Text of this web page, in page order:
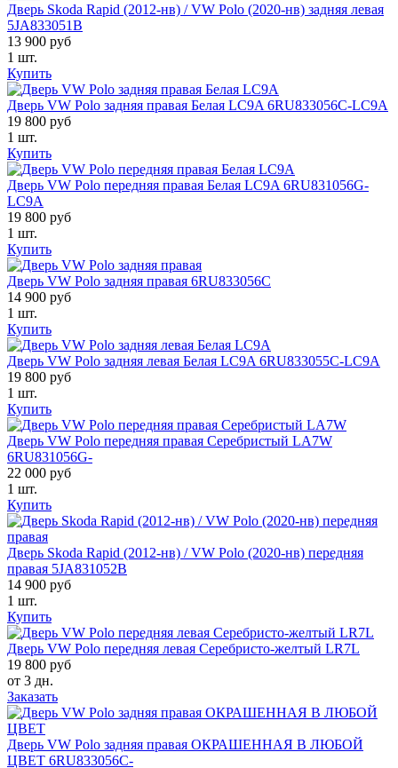
Дверь Skoda Rapid (2012-нв) / VW Polo (2020-нв) задняя левая
5JA833051B
13 900 руб
1 шт.
Купить
Дверь VW Polo задняя правая Белая LC9A 6RU833056C-LC9A
19 800 руб
1 шт.
Купить
Дверь VW Polo передняя правая Белая LC9A 6RU831056G-
LC9A
19 800 руб
1 шт.
Купить
Дверь VW Polo задняя правая 6RU833056C
14 900 руб
1 шт.
Купить
Дверь VW Polo задняя левая Белая LC9A 6RU833055C-LC9A
19 800 руб
1 шт.
Купить
Дверь VW Polo передняя правая Серебристый LA7W
6RU831056G-
22 000 руб
1 шт.
Купить
Дверь Skoda Rapid (2012-нв) / VW Polo (2020-нв) передняя
правая 5JA831052B
14 900 руб
1 шт.
Купить
Дверь VW Polo передняя левая Серебристо-желтый LR7L
19 800 руб
от 3 дн.
Заказать
Дверь VW Polo задняя правая ОКРАШЕННАЯ В ЛЮБОЙ
ЦВЕТ 6RU833056C-